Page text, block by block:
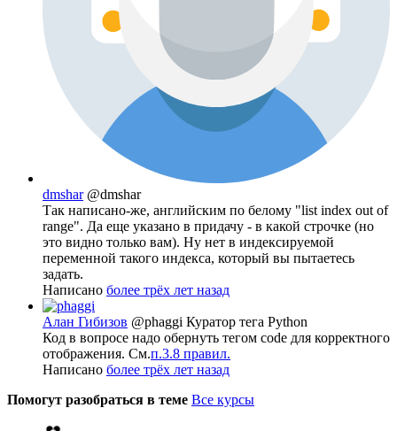
dmshar @dmshar
Так написано-же, английским по белому "list index out of
range". Да еще указано в придачу - в какой строчке (но
это видно только вам). Ну нет в индексируемой
переменной такого индекса, который вы пытаетесь
задать.
Написано более трёх лет назад
Алан Гибизов @phaggi Куратор тега Python
Код в вопросе надо обернуть тегом code для корректного
отображения. См.п.3.8 правил.
Написано более трёх лет назад
Помогут разобраться в теме Все курсы